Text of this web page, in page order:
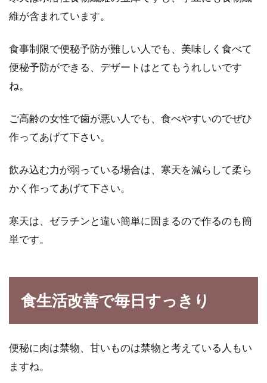
維が含まれています。
食事制限で便秘予防が難しい人でも、美味しく食べて
便秘予防ができる、デザートはとてもうれしいです
ね。
ご高齢の女性で歯が悪い人でも、食べやすいのでぜひ
作ってあげて下さい。
飲み込む力が弱っている場合は、寒天を減らして柔ら
かく作ってあげて下さい。
寒天は、ゼラチンと違い簡単に固まるので作るのも簡
単です。
食生活改善で毎日すっきり
便秘に肉は禁物、甘いものは禁物と考えている人もい
ますね。